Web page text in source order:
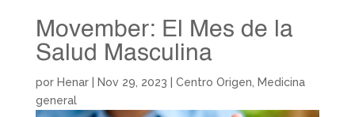
Movember: El Mes de la
Salud Masculina
por Henar| Nov 29, 2023 | Centro Origen Medicina
general